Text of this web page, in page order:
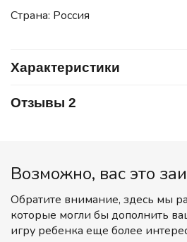
Страна: Россия
Характеристики
Отзывы 2
Возможно, вас это
Обратите внимание, здесь мы
которые могли бы дополнить
игру ребенка еще более